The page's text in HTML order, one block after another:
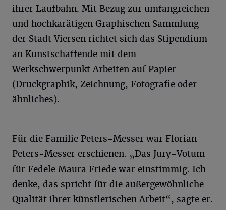
ihrer Laufbahn. Mit Bezug zur umfangreichen
und hochkarätigen Graphischen Sammlung
der Stadt Viersen richtet sich das Stipendium
an Kunstschaffende mit dem
Werkschwerpunkt Arbeiten auf Papier
(Druckgraphik, Zeichnung, Fotografie oder
ähnliches).
Für die Familie Peters-Messer war Florian
Peters-Messer erschienen. „Das Jury-Votum
für Fedele Maura Friede war einstimmig. Ich
denke, das spricht für die außergewöhnliche
Qualität ihrer künstlerischen Arbeit“, sagte er.